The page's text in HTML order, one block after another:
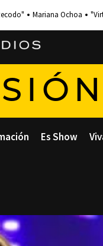
Mariana Ochoa
Es Show